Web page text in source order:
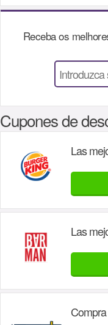
Receba os
Cupones de
Las
Las